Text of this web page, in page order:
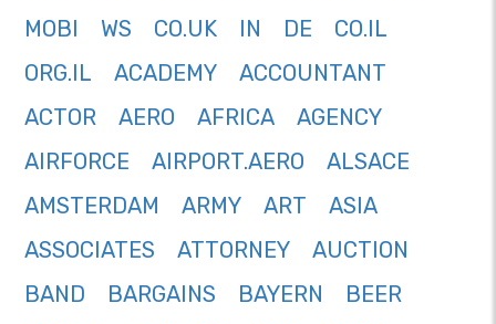
MOBI
WS CO.UK IN DE
CO.IL
ORG.IL
ACADEMY
ACCOUNTANT
ACTOR
AERO AFRICA
AGENCY
AIRFORCE
AIRPORT.AERO
ALSACE
AMSTERDAM
ARMY ART
ASIA
ASSOCIATES
ATTORNEY
AUCTION
BAND
BARGAINS BAYERN
BEER